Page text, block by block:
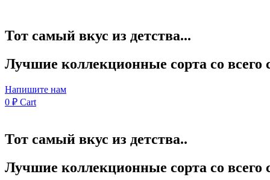
Тот самый вкус из детства...
Лучшие коллекционные сорта со всего
Напишите нам
0 ₽ Cart
Тот самый вкус из детства..
Лучшие коллекционные сорта со всего